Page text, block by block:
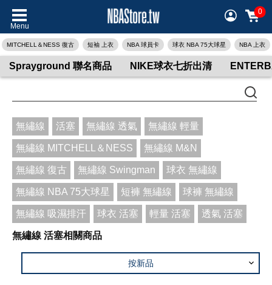
Menu
0
MITCHELL＆NESS 復古 短袖 上衣 NBA 球員卡 球衣 NBA 75大球星 NBA 上衣
Sprayground 聯名商品 NIKE球衣七折出清
無繡線 活塞 無繡線 透氣 無繡線 輕量
無繡線 MITCHELL＆NESS 無繡線 M&N
無繡線 復古 無繡線 Swingman 球衣 無繡線
無繡線 NBA 75大球星 短褲 無繡線 球褲 無繡線
無繡線 吸濕排汗 球衣 活塞 輕量 活塞 透氣 活塞
無繡線 活塞相關商品
按新品